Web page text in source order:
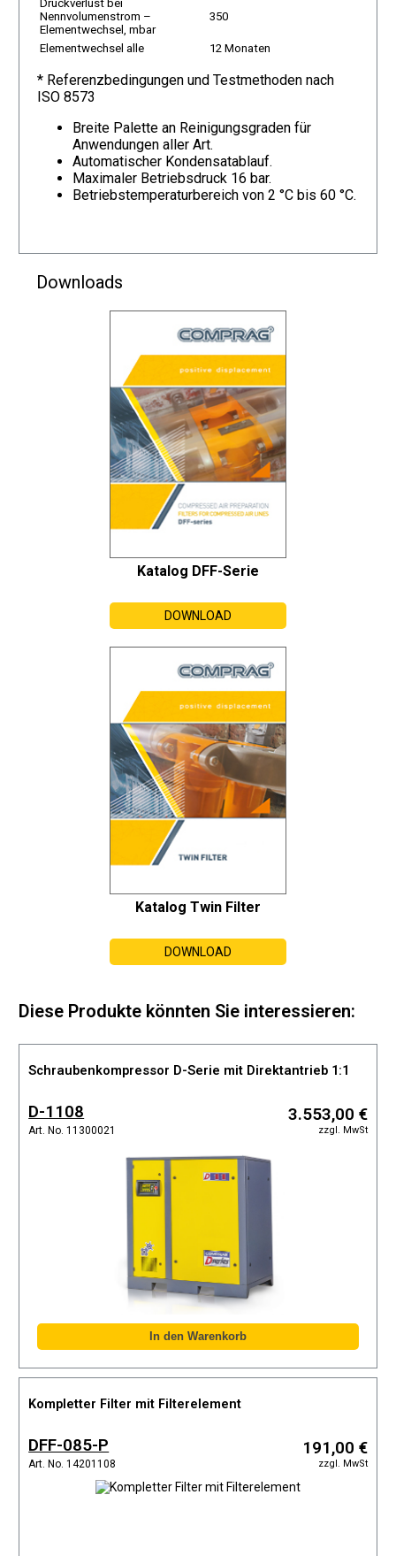
Druckverlust bei
Nennvolumenstrom –
Elementwechsel, mbar
350
Elementwechsel alle 12 Monaten
* Referenzbedingungen und Testmethoden nach
ISO 8573
Breite Palette an Reinigungsgraden für
Anwendungen aller Art.
Automatischer Kondensatablauf.
Maximaler Betriebsdruck 16 bar.
Betriebstemperaturbereich von 2 °C bis 60 °C.
Downloads
Katalog DFF-Serie
DOWNLOAD
Katalog Twin Filter
DOWNLOAD
Diese Produkte könnten Sie interessieren:
Schraubenkompressor D-Serie mit Direktantrieb 1:1
D-1108
Art. No. 11300021
3.553,00 €
zzgl. MwSt
Kompletter Filter mit Filterelement
DFF-085-P
Art. No. 14201108
191,00 €
zzgl. MwSt